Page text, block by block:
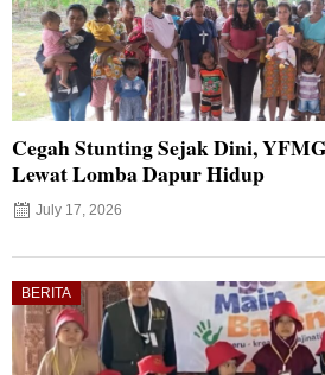
Cegah Stunting Sejak Dini,
Lewat Lomba Dapur Hidup
July 17, 2026
BERITA